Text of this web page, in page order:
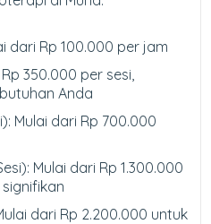
dari Rp 100.000 per jam
350.000 per sesi,
Anda
Mulai dari Rp 700.000
Mulai dari Rp 1.300.000
dari Rp 2.200.000 untuk